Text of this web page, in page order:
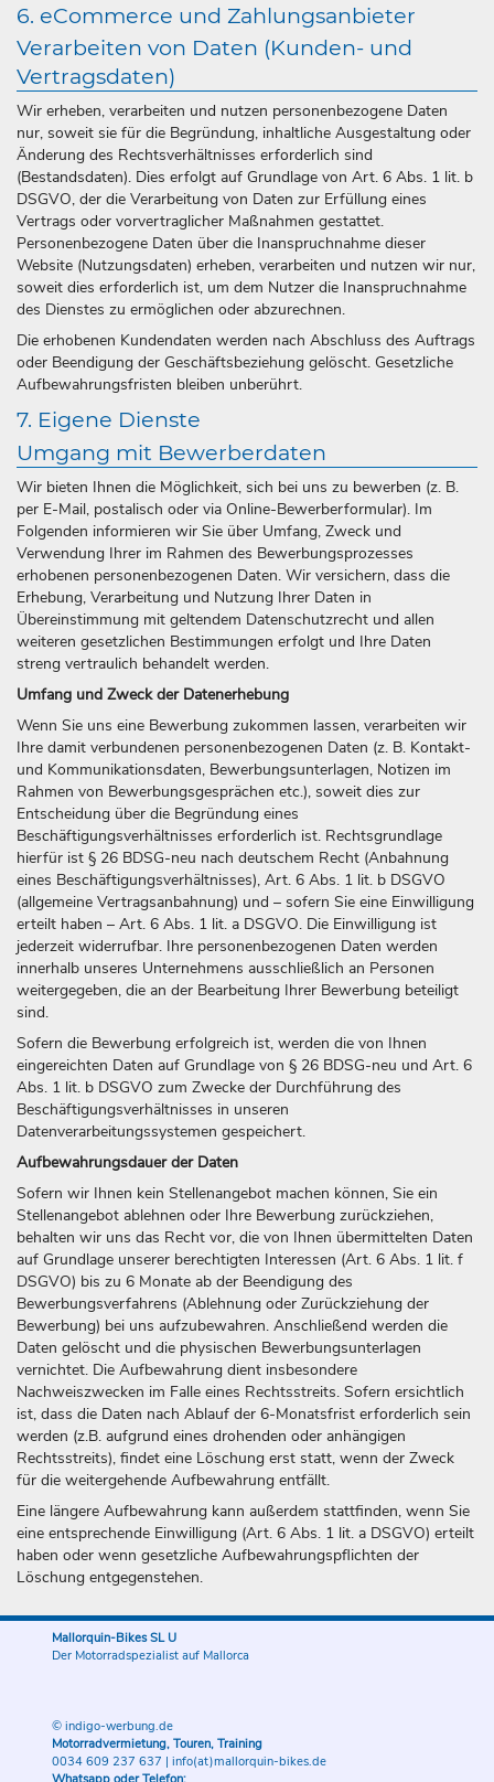
6. eCommerce und Zahlungsanbieter
Verarbeiten von Daten (Kunden- und
Vertragsdaten)
Wir erheben, verarbeiten und nutzen personenbezogene Daten
nur, soweit sie für die Begründung, inhaltliche Ausgestaltung oder
Änderung des Rechtsverhältnisses erforderlich sind
(Bestandsdaten). Dies erfolgt auf Grundlage von Art. 6 Abs. 1 lit. b
DSGVO, der die Verarbeitung von Daten zur Erfüllung eines
Vertrags oder vorvertraglicher Maßnahmen gestattet.
Personenbezogene Daten über die Inanspruchnahme dieser
Website (Nutzungsdaten) erheben, verarbeiten und nutzen wir nur,
soweit dies erforderlich ist, um dem Nutzer die Inanspruchnahme
des Dienstes zu ermöglichen oder abzurechnen.
Die erhobenen Kundendaten werden nach Abschluss des Auftrags
oder Beendigung der Geschäftsbeziehung gelöscht. Gesetzliche
Aufbewahrungsfristen bleiben unberührt.
7. Eigene Dienste
Umgang mit Bewerberdaten
Wir bieten Ihnen die Möglichkeit, sich bei uns zu bewerben (z. B.
per E-Mail, postalisch oder via Online-Bewerberformular). Im
Folgenden informieren wir Sie über Umfang, Zweck und
Verwendung Ihrer im Rahmen des Bewerbungsprozesses
erhobenen personenbezogenen Daten. Wir versichern, dass die
Erhebung, Verarbeitung und Nutzung Ihrer Daten in
Übereinstimmung mit geltendem Datenschutzrecht und allen
weiteren gesetzlichen Bestimmungen erfolgt und Ihre Daten
streng vertraulich behandelt werden.
Umfang und Zweck der Datenerhebung
Wenn Sie uns eine Bewerbung zukommen lassen, verarbeiten wir
Ihre damit verbundenen personenbezogenen Daten (z. B. Kontakt-
und Kommunikationsdaten, Bewerbungsunterlagen, Notizen im
Rahmen von Bewerbungsgesprächen etc.), soweit dies zur
Entscheidung über die Begründung eines
Beschäftigungsverhältnisses erforderlich ist. Rechtsgrundlage
hierfür ist § 26 BDSG-neu nach deutschem Recht (Anbahnung
eines Beschäftigungsverhältnisses), Art. 6 Abs. 1 lit. b DSGVO
(allgemeine Vertragsanbahnung) und – sofern Sie eine Einwilligung
erteilt haben – Art. 6 Abs. 1 lit. a DSGVO. Die Einwilligung ist
jederzeit widerrufbar. Ihre personenbezogenen Daten werden
innerhalb unseres Unternehmens ausschließlich an Personen
weitergegeben, die an der Bearbeitung Ihrer Bewerbung beteiligt
sind.
Sofern die Bewerbung erfolgreich ist, werden die von Ihnen
eingereichten Daten auf Grundlage von § 26 BDSG-neu und Art. 6
Abs. 1 lit. b DSGVO zum Zwecke der Durchführung des
Beschäftigungsverhältnisses in unseren
Datenverarbeitungssystemen gespeichert.
Aufbewahrungsdauer der Daten
Sofern wir Ihnen kein Stellenangebot machen können, Sie ein
Stellenangebot ablehnen oder Ihre Bewerbung zurückziehen,
behalten wir uns das Recht vor, die von Ihnen übermittelten Daten
auf Grundlage unserer berechtigten Interessen (Art. 6 Abs. 1 lit. f
DSGVO) bis zu 6 Monate ab der Beendigung des
Bewerbungsverfahrens (Ablehnung oder Zurückziehung der
Bewerbung) bei uns aufzubewahren. Anschließend werden die
Daten gelöscht und die physischen Bewerbungsunterlagen
vernichtet. Die Aufbewahrung dient insbesondere
Nachweiszwecken im Falle eines Rechtsstreits. Sofern ersichtlich
ist, dass die Daten nach Ablauf der 6-Monatsfrist erforderlich sein
werden (z.B. aufgrund eines drohenden oder anhängigen
Rechtsstreits), findet eine Löschung erst statt, wenn der Zweck
für die weitergehende Aufbewahrung entfällt.
Eine längere Aufbewahrung kann außerdem stattfinden, wenn Sie
eine entsprechende Einwilligung (Art. 6 Abs. 1 lit. a DSGVO) erteilt
haben oder wenn gesetzliche Aufbewahrungspflichten der
Löschung entgegenstehen.
Mallorquin-Bikes SL U
Der Motorradspezialist auf Mallorca
© indigo-werbung.de
Motorradvermietung, Touren, Training
0034 609 237 637 | info(at)mallorquin-bikes.de